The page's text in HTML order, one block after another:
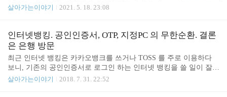
배터리 수명이 다 했겠지요. 새 OTP를 신청했으니
요. 최근 휴대폰을 새로 바꿨더니 금융 앱들 인증들
이 풀려서 인증서 세팅하느라 고생했습니다. 어렵사
리 세팅하고 나서 세금을 납부하려고 하니 이번엔 O
TP가 동작을 안 하더군요. 결국 세금 납부는 못했고
OTP가 도착하면 하려고 합니다. 이런 OTP 하드웨어
말고 Google OTP처럼 앱을 쓰면 좋을 거 같은데요.
살아가는이야기 2021. 5. 18. 23:08
인터넷뱅킹. 공인인증서, OTP, 지정PC 의 무한순환. 결론
은 은행 방문
최근 인터넷 뱅킹은 카카오뱅크를 쓰거나 TOSS 를 주로 이용하다
보니, 기존의 공인인증서로 로그인 하는 인터넷 뱅킹을 쓸 일이 잘
없었다. 그러다 보니 OTP 도 바뀌고, 공인인증서도 바뀌고, PC 도 바
살아가는이야기 2018. 7. 31. 22:52